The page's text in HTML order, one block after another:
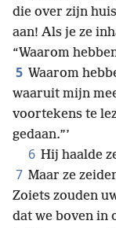
die over zijn
aan! Als je ze
“Waarom
5 Waarom
waaruit mijn
voortekens te
gedaan.”’
6 Hij haalde
7 Maar ze
Zoiets zouden
dat we boven in